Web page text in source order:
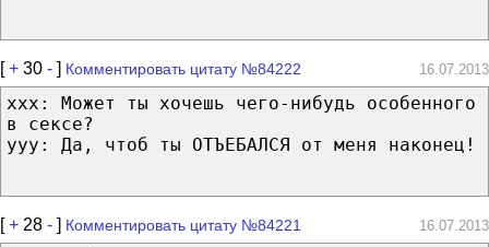
[+ 30 - ] Комментировать цитату №84222 16.07.2013
xxx: Может ты хочешь чего-нибудь особенного
в сексе?
yyy: Да, чтоб ты ОТЪЕБАЛСЯ от меня наконец!
[+ 28 - ] Комментировать цитату №84221 16.07.2013